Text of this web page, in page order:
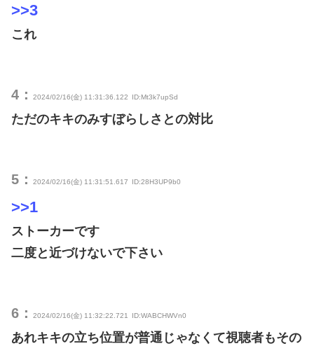
>>3
これ
4： 2024/02/16(金) 11:31:36.122 ID:Mt3k7upSd
ただのキキのみすぼらしさとの対比
5： 2024/02/16(金) 11:31:51.617 ID:28H3UP9b0
>>1
ストーカーです
二度と近づけないで下さい
6： 2024/02/16(金) 11:32:22.721 ID:WABCHWVn0
あれキキの立ち位置が普通じゃなくて視聴者もその